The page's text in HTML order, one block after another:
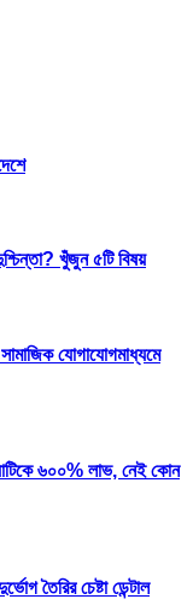
খুঁজুন ৫টি বিষয়
যোগাযোগমাধ্যমে
৬০০% লাভ, নেই কোন
তৈরির চেষ্টা ডেন্টাল